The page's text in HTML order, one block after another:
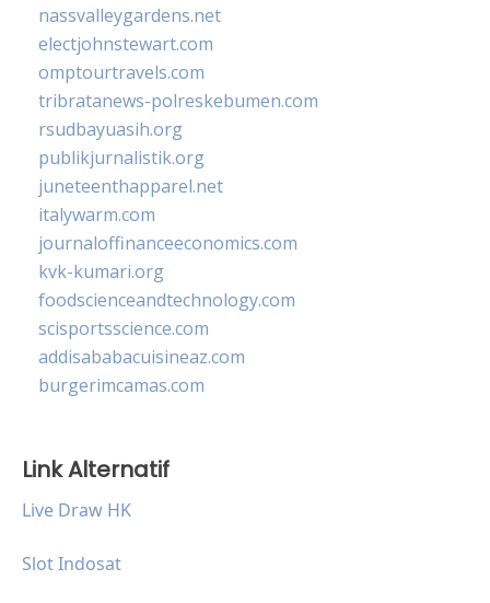
nassvalleygardens.net
electjohnstewart.com
omptourtravels.com
tribratanews-polreskebumen.com
rsudbayuasih.org
publikjurnalistik.org
juneteenthapparel.net
italywarm.com
journaloffinanceeconomics.com
kvk-kumari.org
foodscienceandtechnology.com
scisportsscience.com
addisababacuisineaz.com
burgerimcamas.com
Link Alternatif
Live Draw HK
Slot Indosat